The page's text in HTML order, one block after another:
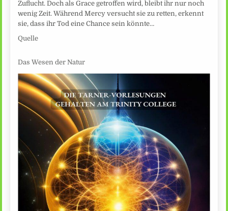
Zuflucht. Doch als Grace getroffen wird, bleibt ihr nur noch
wenig Zeit. Während Mercy versucht sie zu retten, erkennt
sie, dass ihr Tod eine Chance sein könnte…
Quelle
Das Wesen der Natur